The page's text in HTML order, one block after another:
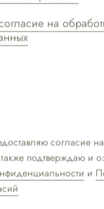
на
согласие
подтверждаю и
и